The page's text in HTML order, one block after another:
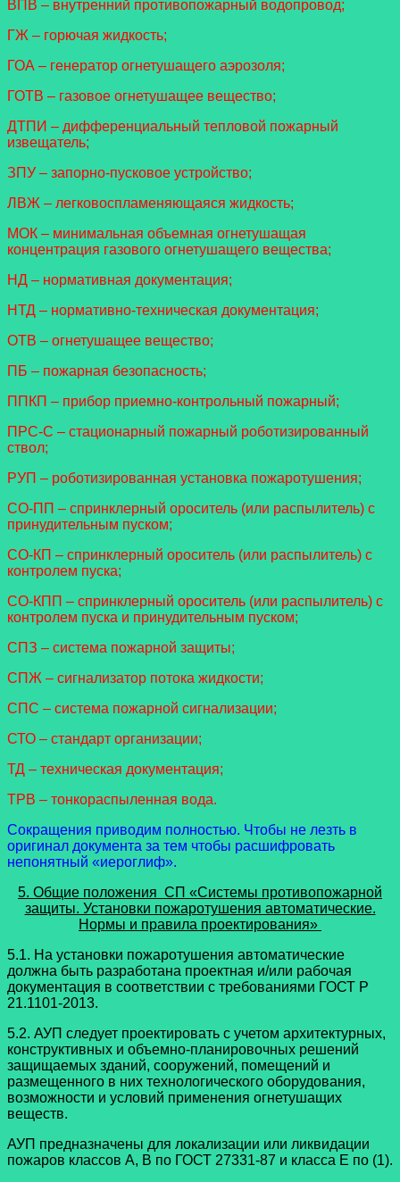
ВПВ – внутренний противопожарный водопровод;
ГЖ – горючая жидкость;
ГОА – генератор огнетушащего аэрозоля;
ГОТВ – газовое огнетушащее вещество;
ДТПИ – дифференциальный тепловой пожарный
извещатель;
ЗПУ – запорно-пусковое устройство;
ЛВЖ – легковоспламеняющаяся жидкость;
МОК – минимальная объемная огнетушащая
концентрация газового огнетушащего вещества;
НД – нормативная документация;
НТД – нормативно-техническая документация;
ОТВ – огнетушащее вещество;
ПБ – пожарная безопасность;
ППКП – прибор приемно-контрольный пожарный;
ПРС-С – стационарный пожарный роботизированный
ствол;
РУП – роботизированная установка пожаротушения;
СО-ПП – спринклерный ороситель (или распылитель) с
принудительным пуском;
СО-КП – спринклерный ороситель (или распылитель) с
контролем пуска;
СО-КПП – спринклерный ороситель (или распылитель) с
контролем пуска и принудительным пуском;
СПЗ – система пожарной защиты;
СПЖ – сигнализатор потока жидкости;
СПС – система пожарной сигнализации;
СТО – стандарт организации;
ТД – техническая документация;
ТРВ – тонкораспыленная вода.
Сокращения приводим полностью. Чтобы не лезть в
оригинал документа за тем чтобы расшифровать
непонятный «иероглиф».
5. Общие положения СП «Системы противопожарной
защиты. Установки пожаротушения автоматические.
Нормы и правила проектирования»
5.1. На установки пожаротушения автоматические
должна быть разработана проектная и/или рабочая
документация в соответствии с требованиями ГОСТ Р
21.1101-2013.
5.2. АУП следует проектировать с учетом архитектурных,
конструктивных и объемно-планировочных решений
защищаемых зданий, сооружений, помещений и
размещенного в них технологического оборудования,
возможности и условий применения огнетушащих
веществ.
АУП предназначены для локализации или ликвидации
пожаров классов A, B по ГОСТ 27331-87 и класса E по (1).